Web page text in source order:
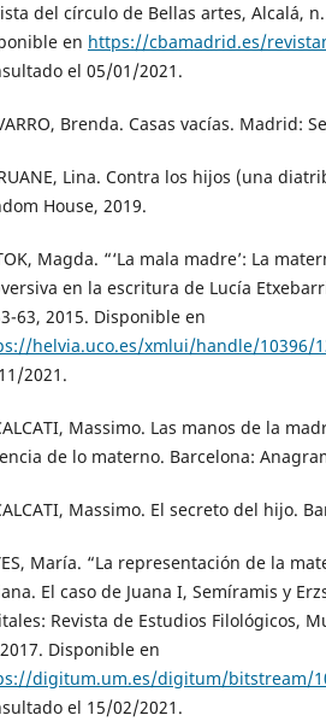
del círculo de Bellas artes, Alcalá,
en https://cbamadrid.es/
el 05/01/2021.
Brenda. Casas vacías. Madrid:
Lina. Contra los hijos (una
House, 2019.
Magda. “‘La mala madre’: La
en la escritura de Lucía
63, 2015. Disponible en
helvia.uco.es/xmlui/handle/10396/
2021.
Massimo. Las manos de la
de lo materno. Barcelona:
Massimo. El secreto del hijo.
María. “La representación de la
El caso de Juana I, Semíramis y
Revista de Estudios Filológicos,
Disponible en
digitum.um.es/digitum/bitstream/
el 15/02/2021.